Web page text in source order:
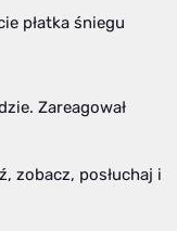
płatka śniegu
Zareagował
zobacz, posłuchaj i